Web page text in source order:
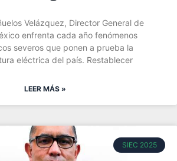
Velázquez, Director General de
enfrenta cada año fenómenos
severos que ponen a prueba la
eléctrica del país. Restablecer
LEER MÁS »
SIEC 2025